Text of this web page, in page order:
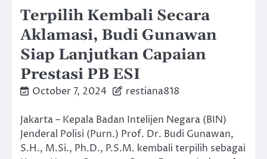
Terpilih Kembali Secara
Aklamasi, Budi Gunawan
Siap Lanjutkan Capaian
Prestasi PB ESI
October 7, 2024 restiana818
Jakarta – Kepala Badan Intelijen Negara (BIN)
Jenderal Polisi (Purn.) Prof. Dr. Budi Gunawan,
S.H., M.Si., Ph.D., P.S.M. kembali terpilih sebagai